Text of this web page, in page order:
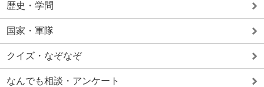
歴史・学問
国家・軍隊
クイズ・なぞなぞ
なんでも相談・アンケート